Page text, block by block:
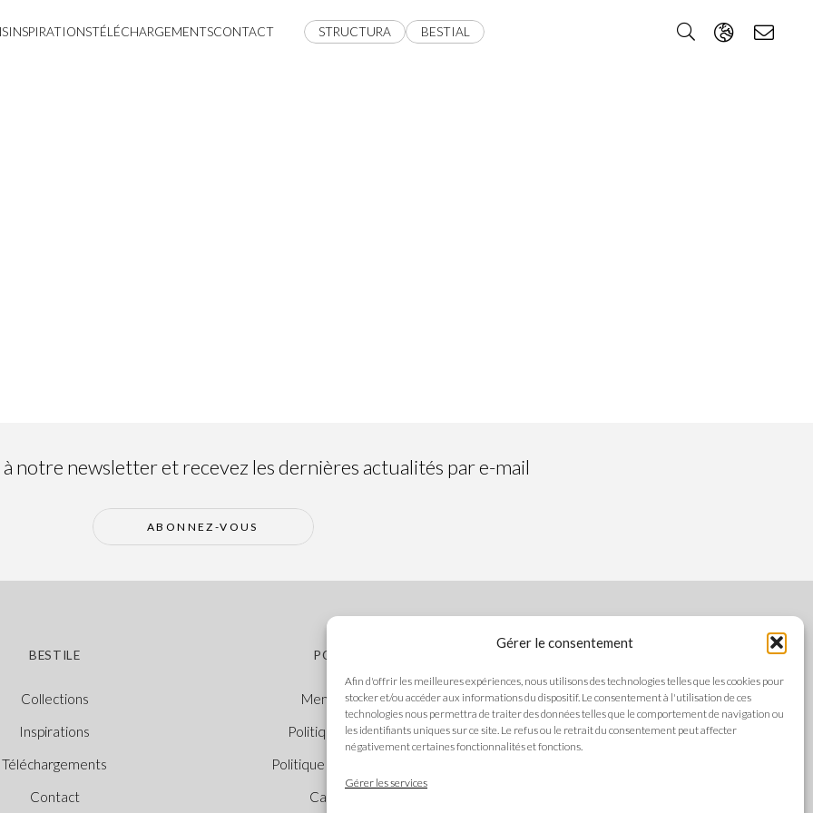
Gérer le consentement
Afin d'offrir les meilleures expériences, nous utilisons des technologies telles que les cookies pour
stocker et/ou accéder aux informations du dispositif. Le consentement à l'utilisation de ces
technologies nous permettra de traiter des données telles que le comportement de navigation ou
les identifiants uniques sur ce site. Le refus ou le retrait du consentement peut affecter
négativement certaines fonctionnalités et fonctions.
Gérer les services
INSPIRATIONSTÉLÉCHARGEMENTSCONTACT STRUCTURA BESTIAL
notre newsletter et recevez les dernières actualités par e-mail
ABONNEZ-VOUS
BESTILE
Collections
Inspirations
Téléchargements
Contact
POLITIQUES
Mentions légales
Politique des cookies
Politique de confidentialité
Canal Éthique